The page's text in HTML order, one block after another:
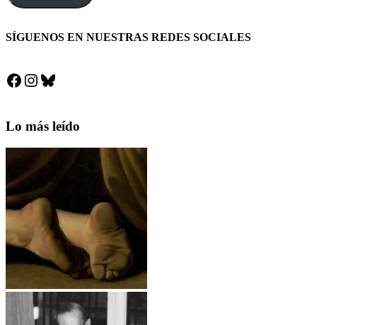
SÍGUENOS EN NUESTRAS REDES SOCIALES
Facebook
Instagram
Bluesky
Lo más leído